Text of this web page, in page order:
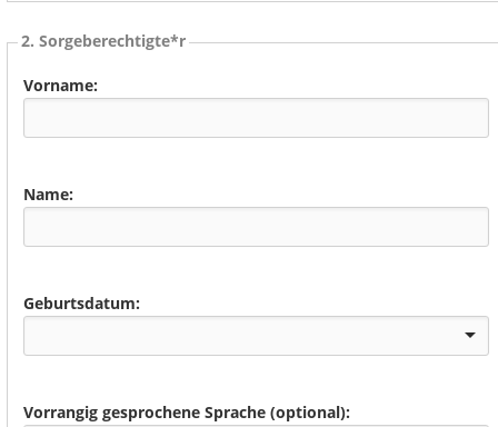
2. Sorgeberechtigte*r
Vorname:
Name:
Geburtsdatum:
Vorrangig gesprochene Sprache (optional):